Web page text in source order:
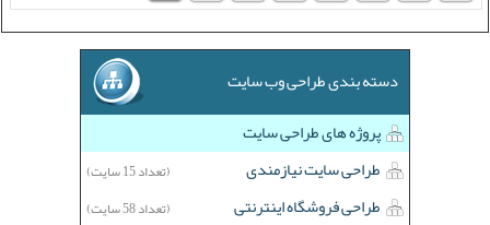
دسته بندی طراحی وب سایت
پروژه های طراحی سایت
طراحی سایت نیازمندی
(تعداد 15 سایت)
طراحی فروشگاه اینترنتی (تعداد 58 سایت)